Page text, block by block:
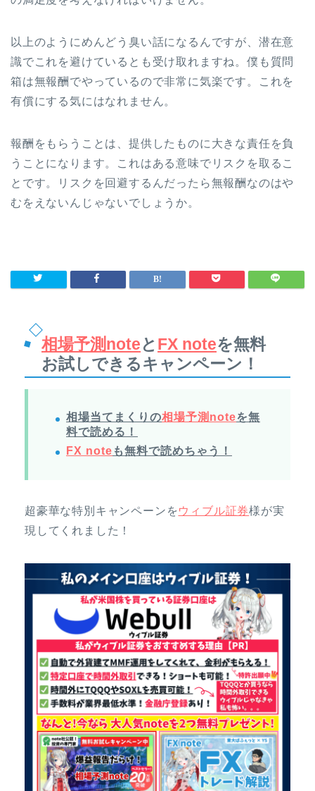
以上のようにめんどう臭い話になるんですが、潜在意
識でこれを避けているとも受け取れますね。僕も質問
箱は無報酬でやっているので非常に気楽です。これを
有償にする気にはなれません。
報酬をもらうことは、提供したものに大きな責任を負
うことになります。これはある意味でリスクを取るこ
とです。リスクを回避するんだったら無報酬なのはや
むをえないんじゃないでしょうか。
相場予測noteとFX noteを無料
お試しできるキャンペーン！
相場当てまくりの相場予測noteを無
料で読める！
FX note も無料で読めちゃう！
超豪華な特別キャンペーンを ウィブル証券様が実
現してくれました！